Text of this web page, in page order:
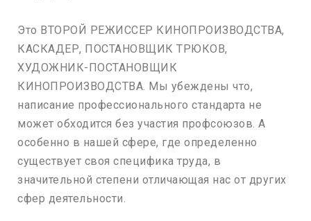
Это ВТОРОЙ РЕЖИССЕР КИНОПРОИЗВОДСТВА,
КАСКАДЕР, ПОСТАНОВЩИК ТРЮКОВ,
ХУДОЖНИК-ПОСТАНОВЩИК
КИНОПРОИЗВОДСТВА. Мы убеждены что,
написание профессионального стандарта не
может обходится без участия профсоюзов. А
особенно в нашей сфере, где определенно
существует своя специфика труда, в
значительной степени отличающая нас от других
сфер деятельности.